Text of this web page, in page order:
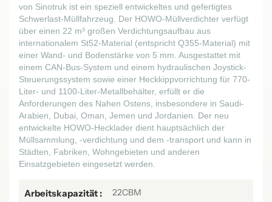
von Sinotruk ist ein speziell entwickeltes und gefertigtes
Schwerlast-Müllfahrzeug. Der HOWO-Müllverdichter verfügt
über einen 22 m³ großen Verdichtungsaufbau aus
internationalem St52-Material (entspricht Q355-Material) mit
einer Wand- und Bodenstärke von 5 mm. Ausgestattet mit
einem CAN-Bus-System und einem hydraulischen Joystick-
Steuerungssystem sowie einer Heckkippvorrichtung für 770-
Liter- und 1100-Liter-Metallbehälter, erfüllt er die
Anforderungen des Nahen Ostens, insbesondere in Saudi-
Arabien, Dubai, Oman, Jemen und Jordanien. Der neu
entwickelte HOWO-Hecklader dient hauptsächlich der
Müllsammlung, -verdichtung und dem -transport und kann in
Städten, Fabriken, Wohngebieten und anderen
Einsatzgebieten eingesetzt werden.
Arbeitskapazität : 22CBM